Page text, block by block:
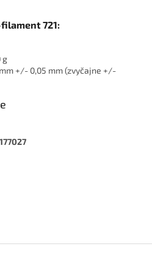
721:
g
+/- 0,05 mm (zvyčajne +/-